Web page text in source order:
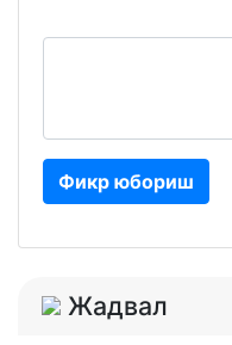
Фикр юбориш
Жадвал